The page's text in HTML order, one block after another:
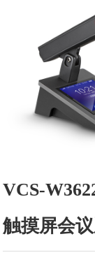
VCS-
触摸屏会